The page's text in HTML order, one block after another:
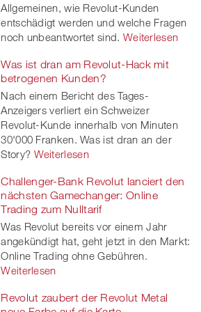
Allgemeinen, wie Revolut-Kunden
entschädigt werden und welche Fragen
noch unbeantwortet sind. Weiterlesen
Was ist dran am Revolut-Hack mit
betrogenen Kunden?
Nach einem Bericht des Tages-
Anzeigers verliert ein Schweizer
Revolut-Kunde innerhalb von Minuten
30'000 Franken. Was ist dran an der
Story? Weiterlesen
Challenger-Bank Revolut lanciert den
nächsten Gamechanger: Online
Trading zum Nulltarif
Was Revolut bereits vor einem Jahr
angekündigt hat, geht jetzt in den Markt:
Online Trading ohne Gebühren.
Weiterlesen
Revolut zaubert der Revolut Metal